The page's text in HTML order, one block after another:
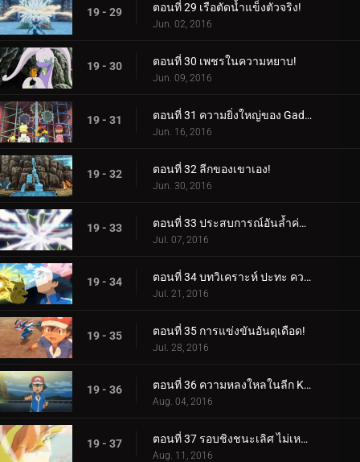
19 - 29 ตอนที่ 29 เรือตัดน้ำแข็งตัวจริง!
Jun. 02, 2016
19 - 30 ตอนที่ 30 เพชรในความหยาบ!
Jun. 09, 2016
19 - 31 ตอนที่ 31 ความยิ่งใหญ่ของ Gadget มากมาย!
Jun. 16, 2016
19 - 32 ตอนที่ 32 ลีกของเขาเอง!
Jun. 30, 2016
19 - 33 ตอนที่ 33 ประสบการณ์อันล้ำค่าสำหรับทุกคน!
Jul. 07, 2016
19 - 34 ตอนที่ 34 บทวิเคราะห์ ปะทะ ความหลงใหล!
Jul. 21, 2016
19 - 35 ตอนที่ 35 การแข่งขันอันดุเดือด!
Jul. 28, 2016
19 - 36 ตอนที่ 36 ความหลงใหลในลีก Kalos พร้อมเปลวไฟที่แน่นอน!
Aug. 04, 2016
19 - 37 ตอนที่ 37 รอบชิงชนะเลิศ ไม่เหมาะกับคนใจเสาะ!
Aug. 11, 2016